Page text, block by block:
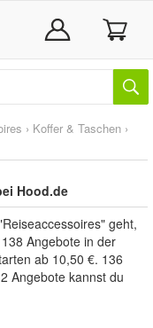
› Koffer & Taschen ›
Hood.de
geht,
Angebote in der
ab 10,50 €. 136
Angebote kannst du